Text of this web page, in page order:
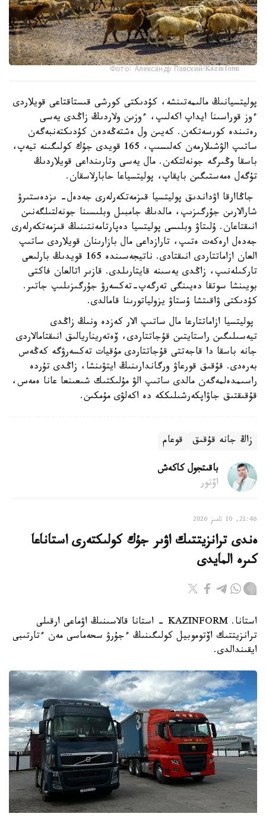
Фото: Александр Павский/Kazinform
پوليتسيانىڭ مالىمەتىنشە، كۇدىكتى كورشى قىستاقتاعى قويلاردى
ءوز قوراسىنا ايداپ اكەلىپ، ءوزىن ولاردىڭ زاڭدى يەسى
رەتىندە كورسەتكەن. كەيىن ول ەشتەڭەدەن كۇدىكتەنبەگەن
ساتىپ الۋشىلارمەن كەلىسىپ، 165 قويدى جۇك كولىگىنە تيەپ،
باسقا وڭىرگە جونەلتكەن. مال يەسى وتارىنداعى قويلاردىڭ
تۇگەل ەمەستىگىن بايقاپ، پوليتسياعا حابارلاسقان.
جاڭاارقا اۋداندىق پوليتسيا قىزمەتكەرلەرى جەدەل- ىزدەستىرۋ
شارالارىن جۇرگىزىپ، مالدىڭ جامبىل وبلىسىنا جونەلتىلگەنىن
انىقتاعان. ۇلىتاۋ وبلىسى پوليتسيا دەپارتامەنتىنىڭ قىزمەتكەرلەرى
جەدەل ارەكەت ەتىپ، تارازداعى مال بازارىنان قويلاردى ساتىپ
العان ازاماتتاردى انىقتادى. ناتيجەسىندە 165 قويدىڭ بارلىعى
تاركىلەنىپ، زاڭدى يەسىنە قايتارىلدى. قازىر اتالعان فاكتى
بويىنشا سوتقا دەيىنگى تەرگەپ-تەكسەرۋ جۇرگىزىلىپ جاتىر.
كۇدىكتى ۋاقىتشا ۇستاۋ يزولياتورىنا قامالدى.
پوليتسيا ازاماتتارعا مال ساتىپ الار كەزدە ونىڭ زاڭدى
تيەسىلىگىن راستايتىن قۇجاتتاردى، ۆەتەريناريالىق انىقتامالاردى
جانە باسقا دا قاجەتتى قۇجاتتاردى مۇقيات تەكسەرۋگە كەڭەس
بەرەدى. قۇقىق قورعاۋ ورگاندارىنىڭ ايتۋىنشا، زاڭدى تۇردە
راسىمدەلمەگەن مالدى ساتىپ الۋ مۇلىكتىك شىعىنعا عانا ەمەس،
قۇقىقتىق جاۋاپكەرشىلىككە دە اكەلۋى مۇمكىن.
زاڭ جانە قۇقىق قوعام
باقىتجول كاكەش
اۆتور
21:46, 10 تامىز 2026
ەندى ترانزيتتىك اۋىر جۇك كولىكتەرى استاناعا
كىرە المايدى
استانا. KAZINFORM - استانا قالاسىنىڭ اۋماعى ارقىلى
ترانزيتتىك اۆتوموبيل كولىگىنىڭ ءجۇرۋ سحەماسى مەن ءتارتىبى
ايقىندالدى.